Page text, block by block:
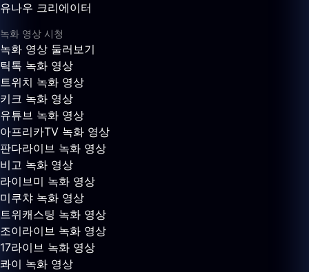
유나우 크리에이터
녹화 영상 시청
녹화 영상 둘러보기
틱톡 녹화 영상
트위치 녹화 영상
키크 녹화 영상
유튜브 녹화 영상
아프리카TV 녹화 영상
판다라이브 녹화 영상
비고 녹화 영상
라이브미 녹화 영상
미쿠챠 녹화 영상
트위캐스팅 녹화 영상
조이라이브 녹화 영상
17라이브 녹화 영상
콰이 녹화 영상